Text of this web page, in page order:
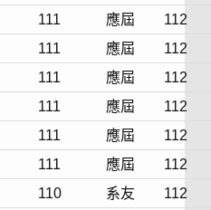
111 應屆
112
111 應屆
112
111 應屆
112
111 應屆
112
111 應屆
112
111 應屆
112
110 系友 112